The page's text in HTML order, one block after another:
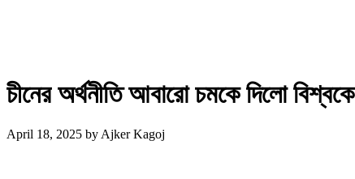
চীনের অর্থনীতি আবারো চমকে দিলো বিশ্বকে
April 18, 2025 by Ajker Kagoj